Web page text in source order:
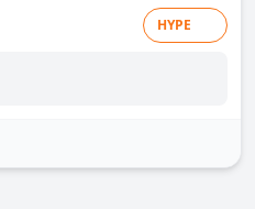
HYPE